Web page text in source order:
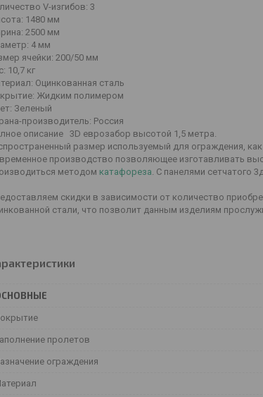
V-изгибов: 3
1480 мм
2500 мм
4 мм
ячейки: 200/50 мм
10,7 кг
Оцинкованная сталь
Жидким полимером
Зеленый
производитель: Россия
описание 3D еврозабор высотой 1,5 метра.
размер используемый для ограждения,
производство позволяющее изготавливать
методом катафореза. С панелями сетчатого
скидки в зависимости от количество
стали, что позволит данным изделиям
пролетов
ограждения